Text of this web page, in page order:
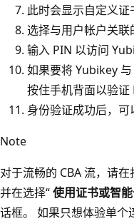
此时会显示自定义证
选择与用户帐户关联
输入 PIN 以访问
如果要将 Yubikey
按住手机背面以验证
身份验证成功后，可
Note
对于流畅的 CBA 流，请
并在选择“使用证书或智
话框。 如果只想体验单个